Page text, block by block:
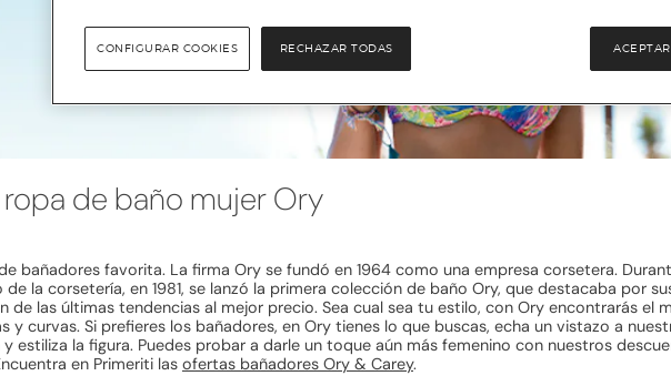
de baño mujer Ory
bañadores favorita. La firma Ory se fundó en 1964 como una empresa corsetera.
la corsetería, en 1981, se lanzó la primera colección de baño Ory, que destacaba por
de las últimas tendencias al mejor precio. Sea cual sea tu estilo, con Ory encontrarás
y curvas. Si prefieres los bañadores, en Ory tienes lo que buscas, echa un vistazo a
estiliza la figura. Puedes probar a darle un toque aún más femenino con nuestros
en Primeriti las ofertas bañadores Ory & Carey.
RECHAZAR TODAS
CONFIGURAR COOKIES